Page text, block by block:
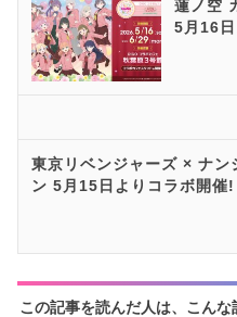
蓮ノ空
5月16
東京リベンジャーズ × ナン
ン 5月15日よりコラボ開催!
この記事を読んだ人は、こんな